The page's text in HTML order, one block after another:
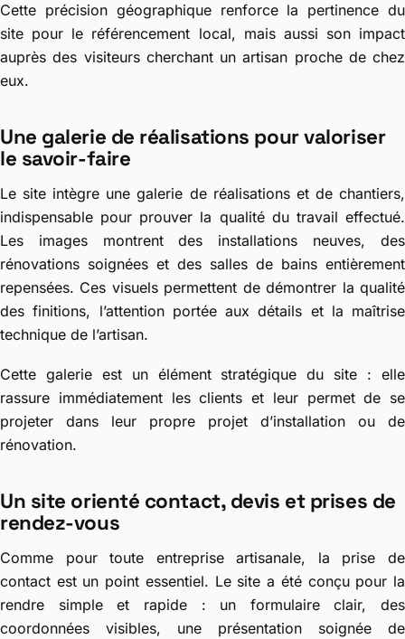
Cette précision géographique renforce la pertinence du
site pour le référencement local, mais aussi son impact
auprès des visiteurs cherchant un artisan proche de chez
eux.
Une galerie de réalisations pour valoriser
le savoir-faire
Le site intègre une galerie de réalisations et de chantiers,
indispensable pour prouver la qualité du travail effectué.
Les images montrent des installations neuves, des
rénovations soignées et des salles de bains entièrement
repensées. Ces visuels permettent de démontrer la qualité
des finitions, l’attention portée aux détails et la maîtrise
technique de l’artisan.
Cette galerie est un élément stratégique du site : elle
rassure immédiatement les clients et leur permet de se
projeter dans leur propre projet d’installation ou de
rénovation.
Un site orienté contact, devis et prises de
rendez-vous
Comme pour toute entreprise artisanale, la prise de
contact est un point essentiel. Le site a été conçu pour la
rendre simple et rapide : un formulaire clair, des
coordonnées visibles, une présentation soignée de